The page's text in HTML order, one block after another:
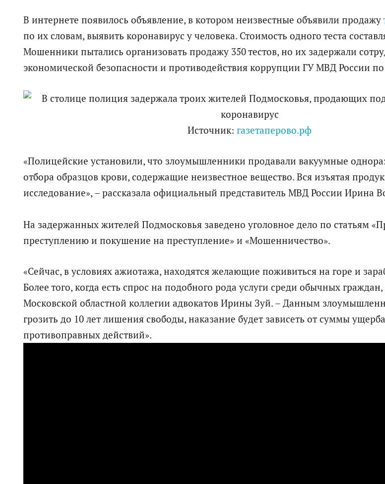
В интернете появилось объявление, в котором неизвестные объявили продажу
по их словам, выявить коронавирус у человека. Стоимость одного теста
Мошенники пытались организовать продажу 350 тестов, но их задержали
экономической безопасности и противодействия коррупции ГУ МВД России по
Источник:газетаперово.рф
«Полицейские установили, что злоумышленники продавали вакуумные
отбора образцов крови, содержащие неизвестное вещество. Вся изъятая
исследование», – рассказала официальный представитель МВД России Ирина
На задержанных жителей Подмосковья заведено уголовное дело по статьям
преступлению и покушение на преступление» и «Мошенничество».
«Сейчас, в условиях ажиотажа, находятся желающие поживиться на горе и
Более того, когда есть спрос на подобного рода услуги среди обычных
Московской областной коллегии адвокатов Ирины Зуй. – Данным
грозить до 10 лет лишения свободы, наказание будет зависеть от суммы
противоправных действий».